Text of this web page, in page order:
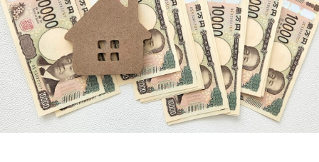
のこの式典があるということは、やっぱり思い出したいなと
思います」
武田「はい」
キャンベル「で、今年の5月2日にニューヨークで行われた国
連のその会議で、NGOの協議会が行われていまして、2024年
にノーベル平和賞を獲った日本の被団協（日本原水爆被害者
いうものがあります。
一般にprayer（祈り）は、神に何か祈りを捧げて亡くなった
方々の魂のために祈るということになるんですけど、日本の
その1分間の黙祷で、誰が何を思うかっていうことは別に規定
がないんですね」
武田「そうですね」
食料品を対象とすることで、幅広い層が減税の恩恵を受ける
ことになるとみられている。ただ、財源の確保が進まない
と、中長期的な財政の悪化の懸念から、長期金利の上昇と円
安が進んで、減税の効果と相殺するおそれがあるという指摘
もされている。